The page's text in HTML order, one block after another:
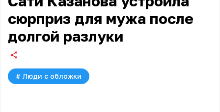
сюрприз для мужа после
долгой разлуки
# Люди с обложки